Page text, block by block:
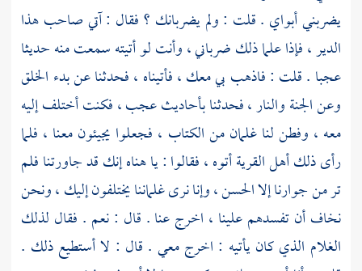
يضربني أبواي . قلت : ولم يضربانك ؟ فقال : آتي صاحب هذا
الدير ، فإذا علما ذلك ضرباني ، وأنت لو أتيته سمعت منه حديثا
عجبا . قلت : فاذهب بي معك ، فأتيناه ، فحدثنا عن بدء الخلق
وعن الجنة والنار ، فحدثنا بأحاديث عجب ، فكنت أختلف إليه
معه ، وفطن لنا غلمان من الكتاب ، فجعلوا يجيئون معنا ، فلما
رأى ذلك أهل القرية أتوه ، فقالوا : يا هناه إنك قد جاورتنا فلم
تر من جوارنا إلا الحسن ، وإنا نرى غلماننا يختلفون إليك ، ونحن
نخاف أن تفسدهم علينا ، اخرج عنا . قال : نعم . فقال لذلك
الغلام الذي كان يأتيه : اخرج معي . قال : لا أستطيع ذلك .